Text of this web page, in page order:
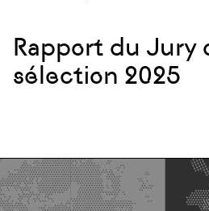
Rapport du Jury
sélection 2025